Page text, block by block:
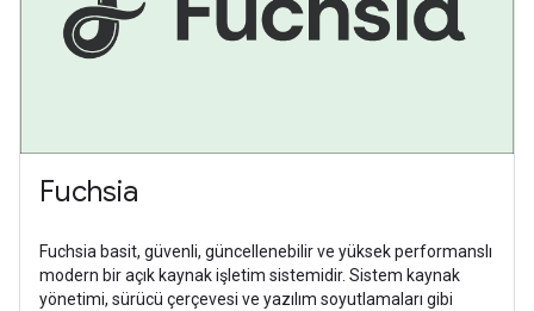
Fuchsia
Fuchsia basit, güvenli, güncellenebilir ve yüksek performanslı
modern bir açık kaynak işletim sistemidir. Sistem kaynak
yönetimi, sürücü çerçevesi ve yazılım soyutlamaları gibi